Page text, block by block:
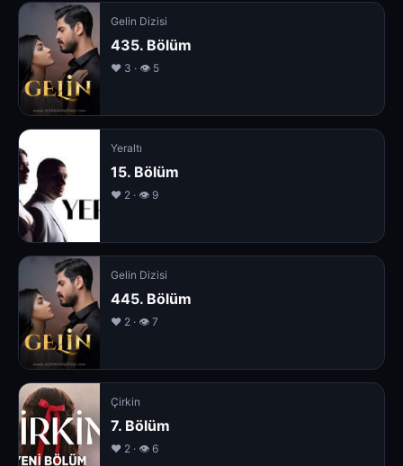
Gelin Dizisi
435. Bölüm
❤️ 3 · 👁 5
Yeraltı
15. Bölüm
❤️ 2 · 👁 9
Gelin Dizisi
445. Bölüm
❤️ 2 · 👁 7
Çirkin
7. Bölüm
❤️ 2 · 👁 6